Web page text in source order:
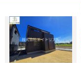
け
取
る
・
条